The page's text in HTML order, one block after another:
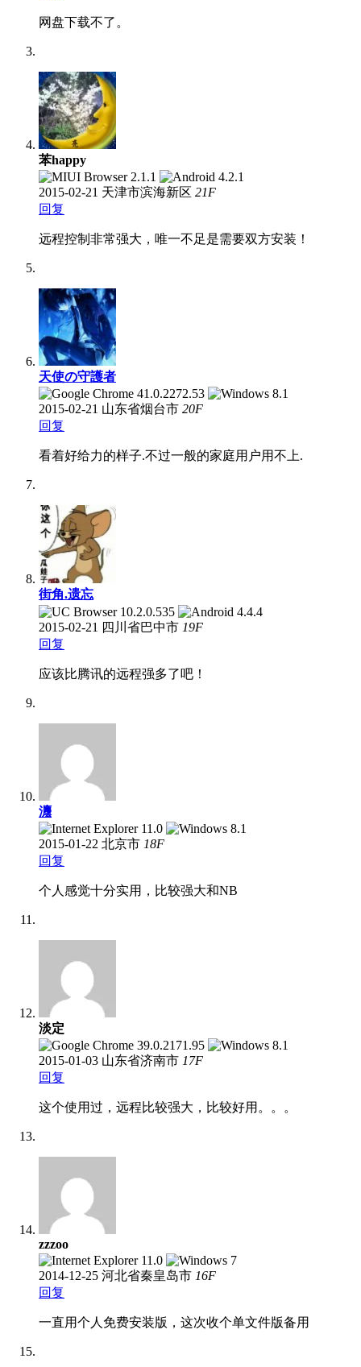
网盘下载不了。
苯happy
2015-02-21 天津市滨海新区 21F
回复
远程控制非常强大，唯一不足是需要双方安装！
天使の守護者
2015-02-21 山东省烟台市 20F
回复
看着好给力的样子.不过一般的家庭用户用不上.
街角.遗忘
2015-02-21 四川省巴中市 19F
回复
应该比腾讯的远程强多了吧！
灋
2015-01-22 北京市 18F
回复
个人感觉十分实用，比较强大和NB
淡定
2015-01-03 山东省济南市 17F
回复
这个使用过，远程比较强大，比较好用。。。
zzzoo
2014-12-25 河北省秦皇岛市 16F
回复
一直用个人免费安装版，这次收个单文件版备用